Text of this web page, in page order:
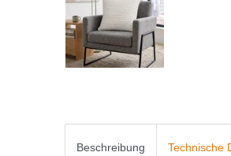
Beschreibung Technische